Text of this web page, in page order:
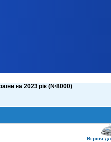
на 2023 рік (№8000)
Версія